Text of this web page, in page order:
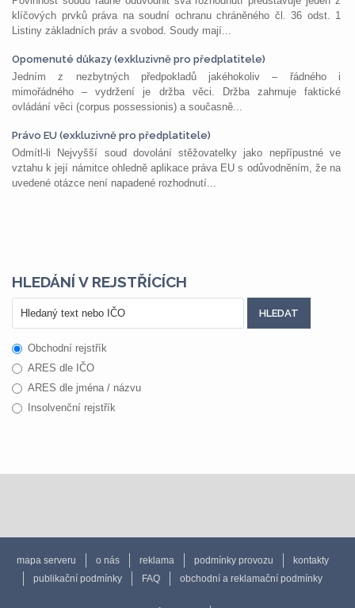
klíčových prvků práva na soudní ochranu chráněného čl. 36 odst. 1
Listiny základních práv a svobod. Soudy mají...
Opomenuté důkazy (exkluzivně pro předplatitele)
Jedním z nezbytných předpokladů jakéhokoliv – řádného i
mimořádného – vydržení je držba věci. Držba zahrnuje faktické
ovládání věci (corpus possessionis) a současně...
Právo EU (exkluzivně pro předplatitele)
Odmítl-li Nejvyšší soud dovolání stěžovatelky jako nepřípustné ve
vztahu k její námitce ohledně aplikace práva EU s odůvodněním, že na
uvedené otázce není napadené rozhodnutí...
HLEDÁNÍ V REJSTŘÍCÍCH
Obchodní rejstřík
ARES dle IČO
ARES dle jména / názvu
Insolvenční rejstřík
mapa serveru o nás reklama podmínky provozu
kontakty
publikační podmínky
FAQ obchodní a reklamační podmínky